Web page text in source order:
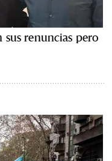
sus renuncias pero